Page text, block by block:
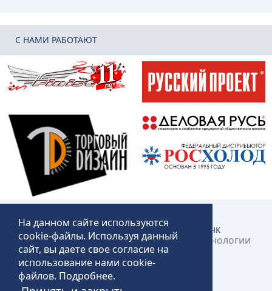
C НАМИ РАБОТАЮТ
Создание и продвижение сайта:КликЛинк
©2018 – 2026 «Технопит» – Пермские технологии
общественного питания
На данном сайте используются
cookie-файлы. Используя данный
сайт, вы даете свое согласие на
использование нами cookie-
файлов. Подробнее.